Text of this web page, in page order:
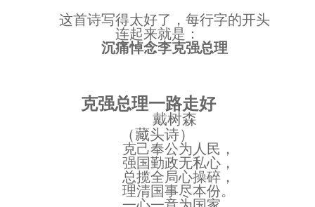
这首诗写得太好了，每行字的开头
连起来就是：
沉痛悼念李克强总理
克强总理一路走好
戴树森
（藏头诗）
克己奉公为人民，
强国勤政无私心，
总揽全局心操碎，
理清国事尽本份。